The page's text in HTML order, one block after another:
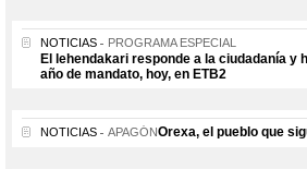
NOTICIAS PROGRAMA ESPECIAL
El lehendakari responde a la ciudadanía y
año de mandato, hoy, en ETB2
NOTICIAS APAGÓNOrexa, el pueblo que